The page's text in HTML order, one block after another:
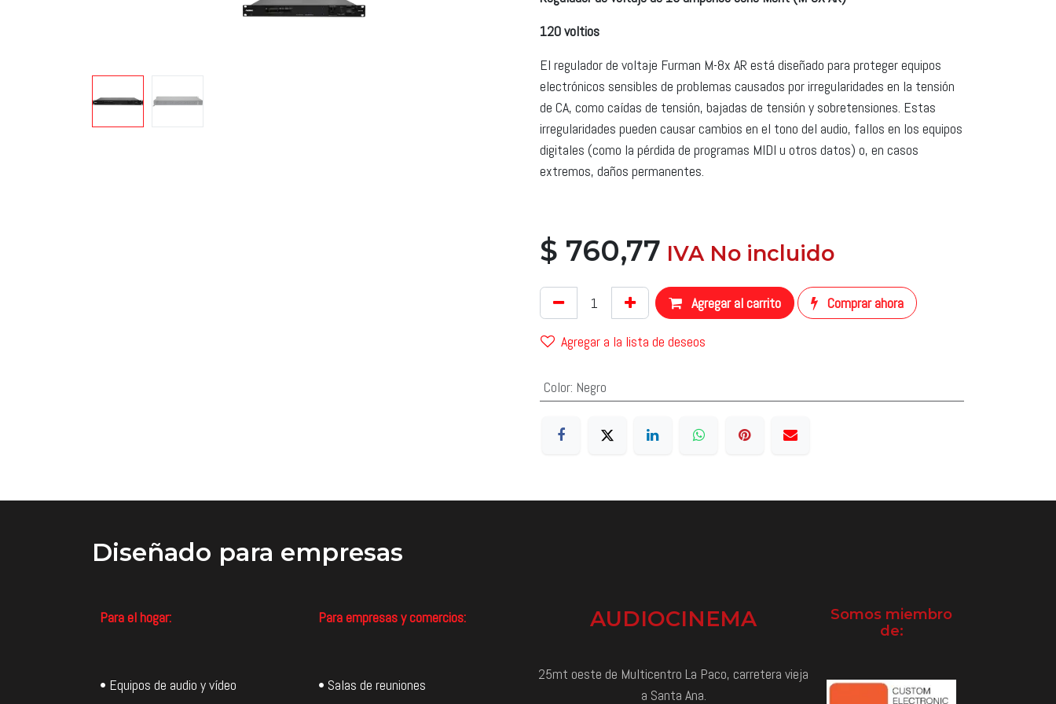
120 voltios
El regulador de voltaje Furman M-8x AR está diseñado para proteger equipos
electrónicos sensibles de problemas causados ​​por irregularidades en la tensión
de CA, como caídas de tensión, bajadas de tensión y sobretensiones. Estas
irregularidades pueden causar cambios en el tono del audio, fallos en los equipos
digitales (como la pérdida de programas MIDI u otros datos) o, en casos
extremos, daños permanentes.
$ 760,77 ​ IVA No incluido
Agregar al carrito Comprar ahora
Agregar a la lista de deseos
Color: Negro
Diseñado para empresas
Para el hogar:
• Equipos de audio y vídeo
Para empresas y comercios:
• Salas de reuniones
AUDIOCINEMA
25mt oeste de Multicentro La Paco, carretera vieja
a Santa Ana.
Somos miembro
de: